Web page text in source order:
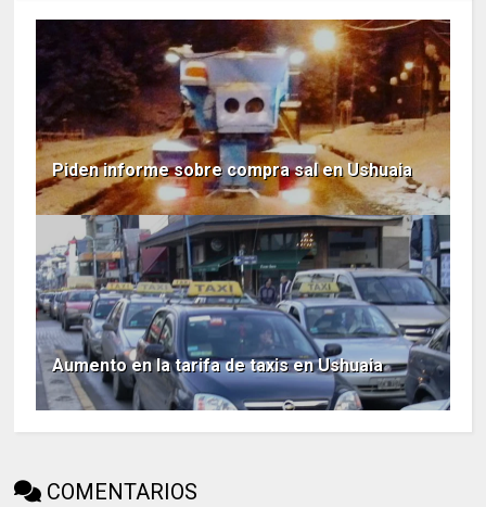
Piden informe sobre compra sal en Ushuaia
Aumento en la tarifa de taxis en Ushuaia
COMENTARIOS